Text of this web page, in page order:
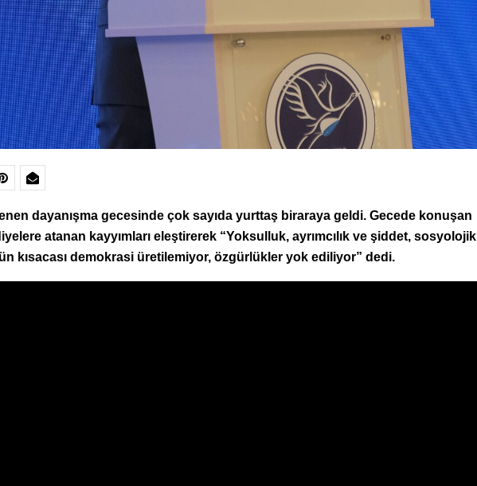
dayanışma gecesinde çok sayıda yurttaş biraraya geldi. Gecede konuşan
atanan kayyımları eleştirerek “Yoksulluk, ayrımcılık ve şiddet, sosyolojik
kısacası demokrasi üretilemiyor, özgürlükler yok ediliyor” dedi.